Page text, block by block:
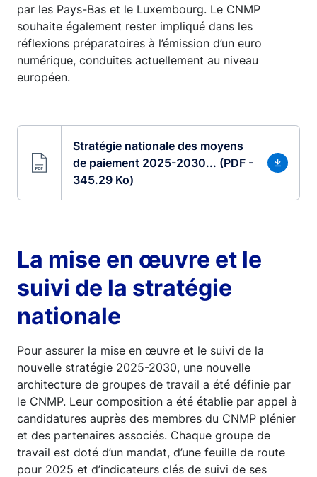
par les Pays-Bas et le Luxembourg. Le CNMP
souhaite également rester impliqué dans les
réflexions préparatoires à l’émission d’un euro
numérique, conduites actuellement au niveau
européen.
Stratégie nationale des moyens
de paiement 2025-2030... (PDF -
345.29 Ko)
La mise en œuvre et le
suivi de la stratégie
nationale
Pour assurer la mise en œuvre et le suivi de la
nouvelle stratégie 2025-2030, une nouvelle
architecture de groupes de travail a été définie par
le CNMP. Leur composition a été établie par appel à
candidatures auprès des membres du CNMP plénier
et des partenaires associés. Chaque groupe de
travail est doté d’un mandat, d’une feuille de route
pour 2025 et d’indicateurs clés de suivi de ses